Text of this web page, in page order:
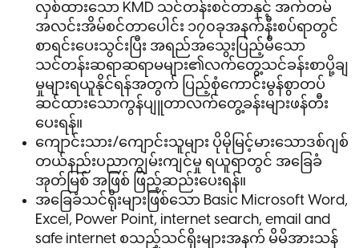
လှစ်ထားသော KMD သင်တန်းစင်တာနှင့် အက်တမ်
အလင်းအိမ်စင်တာပေါင်း ၁၇၀ခုအနက်နီးစပ်ရာတွင်
စာရင်းပေးသွင်းပြီး အရည်အသွေးပြည့်မီသော
သင်တန်းဆရာဆရာမများ၏လက်တွေ့သင်ခန်းစာပို့ချ
မှုများရယူနိုင်ရန်အတွက် ပြည့်စုံကောင်းမွန်စွာတပ်
ဆင်ထားသောကွန်ပျူတာလက်တွေ့ခန်းများဖန်တီး
ပေးရန်။
ကျောင်းသား/ကျောင်းသူများ ပိုမိုမြင့်မားသောဒစ်ဂျစ်
တယ်နည်းပညာကျွမ်းကျင်မှု ရယူရာတွင် အခြေခံ
အုတ်မြစ် အဖြစ် ဖြည့်ဆည်းပေးရန်။
အခြေခံသင်ရိုးများဖြစ်သော Basic Microsoft Word,
Excel, Power Point, internet search, email and
safe internet စသည့်သင်ရိုးများအနက် မိမိအားသန်